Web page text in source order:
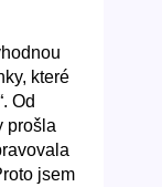
které
Od
prošla
jsem